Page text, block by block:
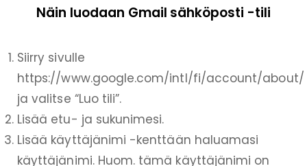
Näin luodaan Gmail sähköposti -tili
Siirry sivulle
https://www.google.com/intl/fi/account/about/
ja valitse “Luo tili”.
Lisää etu- ja sukunimesi.
Lisää käyttäjänimi -kenttään haluamasi
käyttäjänimi. Huom. tämä käyttäjänimi on